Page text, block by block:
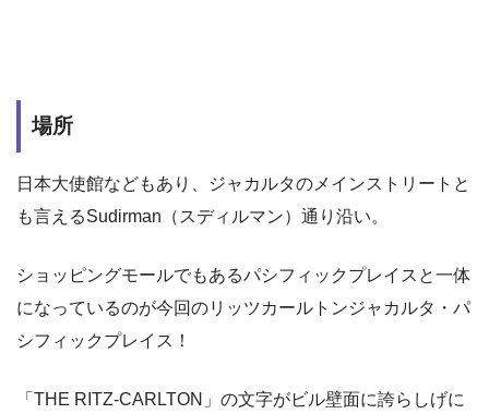
場所
日本大使館などもあり、ジャカルタのメインストリートと
も言えるSudirman（スディルマン）通り沿い。
ショッピングモールでもあるパシフィックプレイスと一体
になっているのが今回のリッツカールトンジャカルタ・パ
シフィックプレイス！
「THE RITZ-CARLTON」の文字がビル壁面に誇らしげに